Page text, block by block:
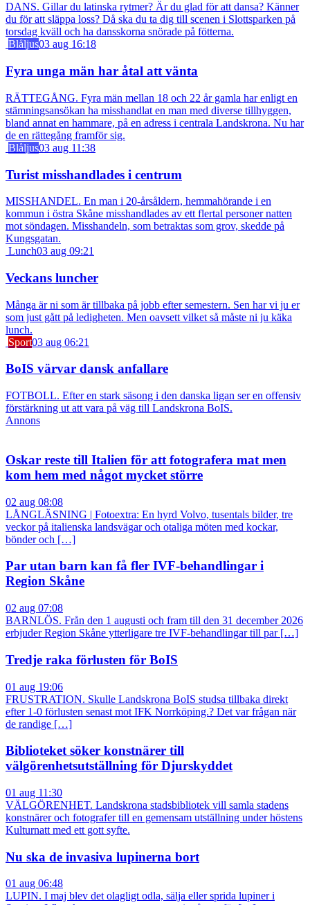
DANS. Gillar du latinska rytmer? Är du glad för att dansa? Känner
du för att släppa loss? Då ska du ta dig till scenen i Slottsparken på
torsdag kväll och ha dansskorna snörade på fötterna.
Blåljus03 aug 16:18
Fyra unga män har åtal att vänta
RÄTTEGÅNG. Fyra män mellan 18 och 22 år gamla har enligt en
stämningsansökan ha misshandlat en man med diverse tillhyggen,
bland annat en hammare, på en adress i centrala Landskrona. Nu har
de en rättegång framför sig.
Blåljus03 aug 11:38
Turist misshandlades i centrum
MISSHANDEL. En man i 20-årsåldern, hemmahörande i en
kommun i östra Skåne misshandlades av ett flertal personer natten
mot söndagen. Misshandeln, som betraktas som grov, skedde på
Kungsgatan.
Lunch03 aug 09:21
Veckans luncher
Många är ni som är tillbaka på jobb efter semestern. Sen har vi ju er
som just gått på ledigheten. Men oavsett vilket så måste ni ju käka
lunch.
Sport03 aug 06:21
BoIS värvar dansk anfallare
FOTBOLL. Efter en stark säsong i den danska ligan ser en offensiv
förstärkning ut att vara på väg till Landskrona BoIS.
Annons
Oskar reste till Italien för att fotografera mat men
kom hem med något mycket större
02 aug 08:08
LÅNGLÄSNING | Fotoextra: En hyrd Volvo, tusentals bilder, tre
veckor på italienska landsvägar och otaliga möten med kockar,
bönder och […]
Par utan barn kan få fler IVF-behandlingar i
Region Skåne
02 aug 07:08
BARNLÖS. Från den 1 augusti och fram till den 31 december 2026
erbjuder Region Skåne ytterligare tre IVF-behandlingar till par […]
Tredje raka förlusten för BoIS
01 aug 19:06
FRUSTRATION. Skulle Landskrona BoIS studsa tillbaka direkt
efter 1-0 förlusten senast mot IFK Norrköping.? Det var frågan när
de randige […]
Biblioteket söker konstnärer till
välgörenhetsutställning för Djurskyddet
01 aug 11:30
VÄLGÖRENHET. Landskrona stadsbibliotek vill samla stadens
konstnärer och fotografer till en gemensam utställning under höstens
Kulturnatt med ett gott syfte.
Nu ska de invasiva lupinerna bort
01 aug 06:48
LUPIN. I maj blev det olagligt odla, sälja eller sprida lupiner i